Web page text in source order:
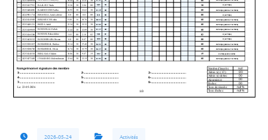
2026-05-24 Activités